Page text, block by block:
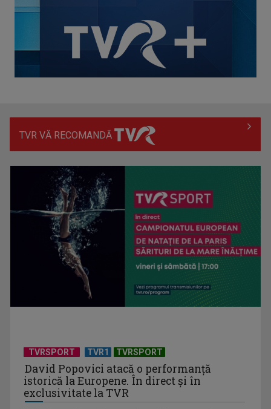
TVR VĂ RECOMANDĂ
TVRSPORT TVR1 TVRSPORT
David Popovici atacă o performanţă
istorică la Europene. În direct şi în
exclusivitate la TVR